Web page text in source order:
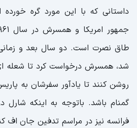
داستانی که با این مورد گره
طاق نصرت است. دو سال بعد و
شد، همسرش درخواست کرد تا شعله
روشن کنند تا یادآور سفرشان به
گمنام باشد. باتوجه به اینکه
فرانسه نیز در مراسم تدفین جان